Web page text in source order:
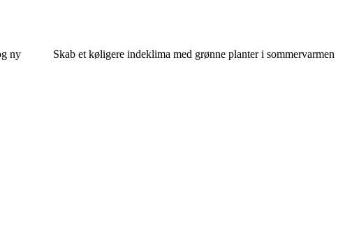
ny
Skab et køligere indeklima med grønne planter i sommervarmen